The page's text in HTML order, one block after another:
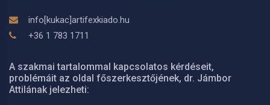
info[kukac]artifexkiado.hu
+36 1 783 1711
A szakmai tartalommal kapcsolatos kérdéseit,
problémáit az oldal főszerkesztőjének, dr. Jámbor
Attilának jelezheti: